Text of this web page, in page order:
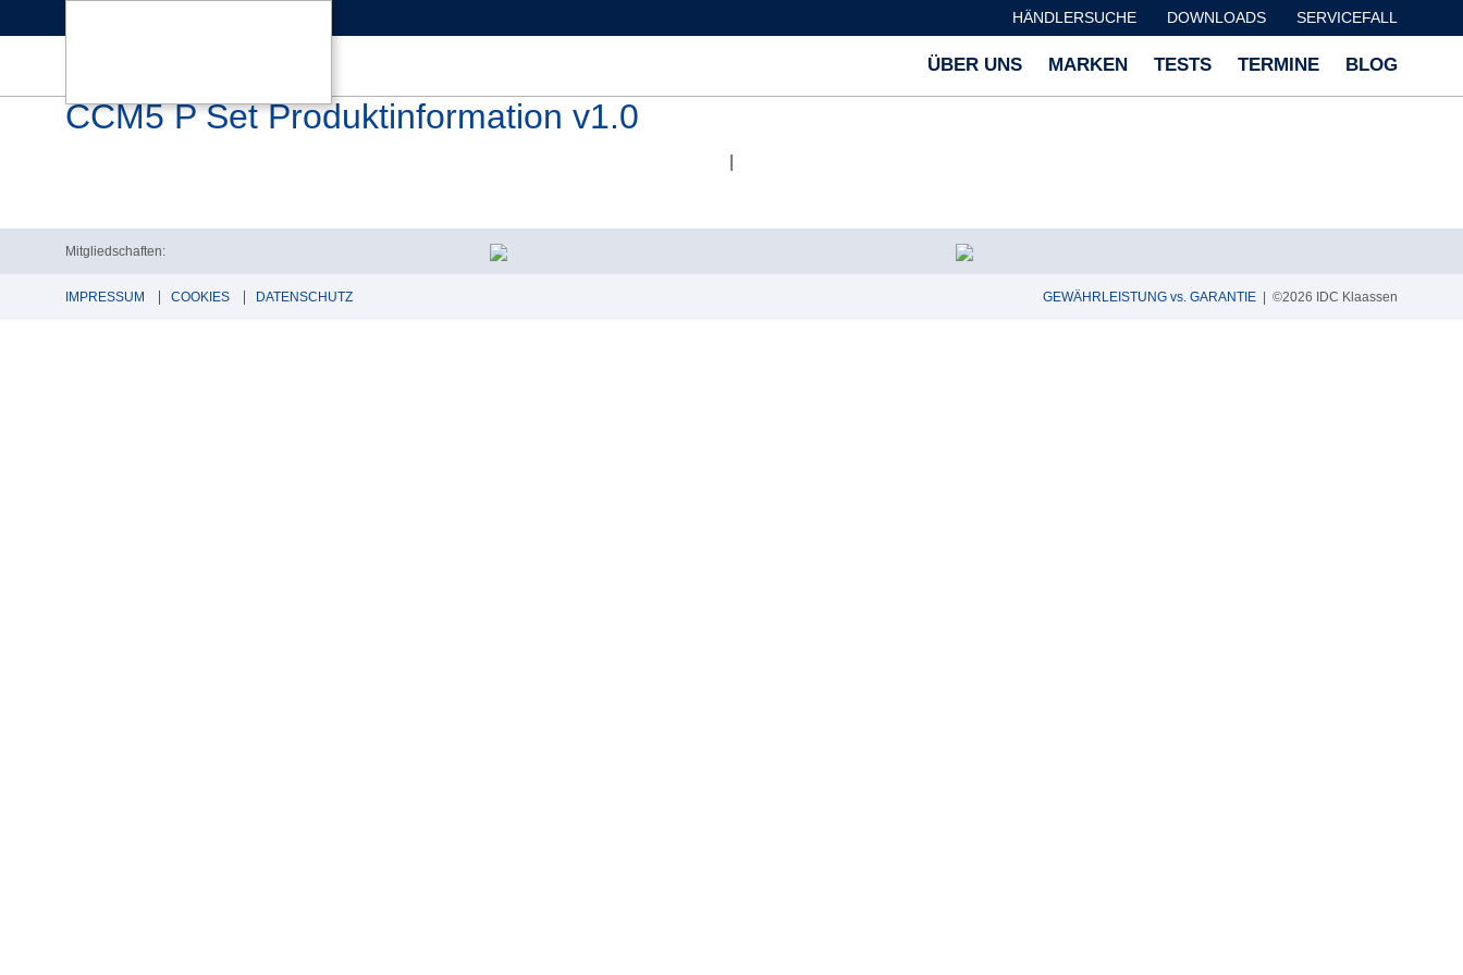
HÄNDLERSUCHE DOWNLOADS SERVICEFALL
ÜBER UNS MARKEN TESTS TERMINE BLOG
CCM5 P Set Produktinformation v1.0
Mitgliedschaften:
IMPRESSUM COOKIES DATENSCHUTZ GEWÄHRLEISTUNG vs. GARANTIE | ©2026 IDC Klaassen